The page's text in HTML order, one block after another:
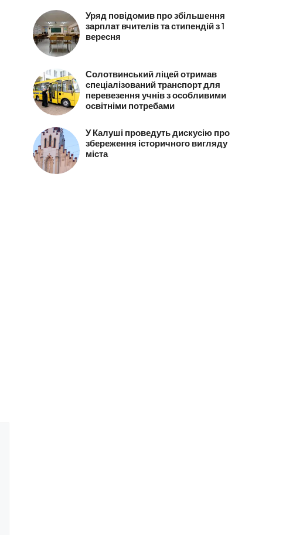
Уряд повідомив про збільшення
зарплат вчителів та стипендій з 1
вересня
Солотвинський ліцей отримав
спеціалізований транспорт для
перевезення учнів з особливими
освітніми потребами
У Калуші проведуть дискусію про
збереження історичного вигляду
міста